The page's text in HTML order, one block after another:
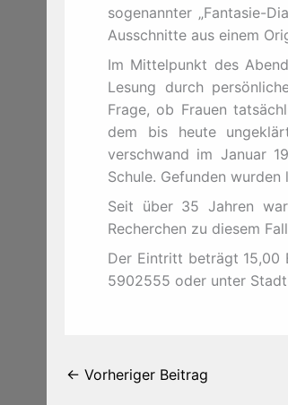
sogenannter „Fantasie-
Ausschnitte aus einem
Im Mittelpunkt des
Lesung durch
Frage, ob Frauen
dem bis heute
verschwand im Januar
Schule. Gefunden
Seit über 35 Jahren
Recherchen zu diesem
Der Eintritt beträgt 15,00
5902555 oder unter
← Vorheriger Beitrag